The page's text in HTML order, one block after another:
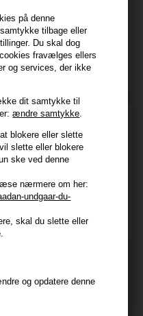
på denne
tilbage eller
Du skal dog
fravælges ellers
og services, der ikke
dit samtykke til
ændre samtykke
blokere eller slette
slette eller blokere
ske ved denne
nærmere om her:
undgaar-du-
skal du slette eller
og opdatere denne
afmelde det igen.
på udvalgte fragtformer
inden kl 14:45
tilbud og rabatter